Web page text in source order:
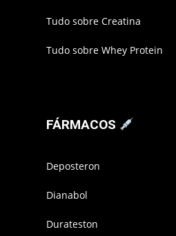
Tudo sobre Creatina
Tudo sobre Whey Protein
FÁRMACOS
Deposteron
Dianabol
Durateston